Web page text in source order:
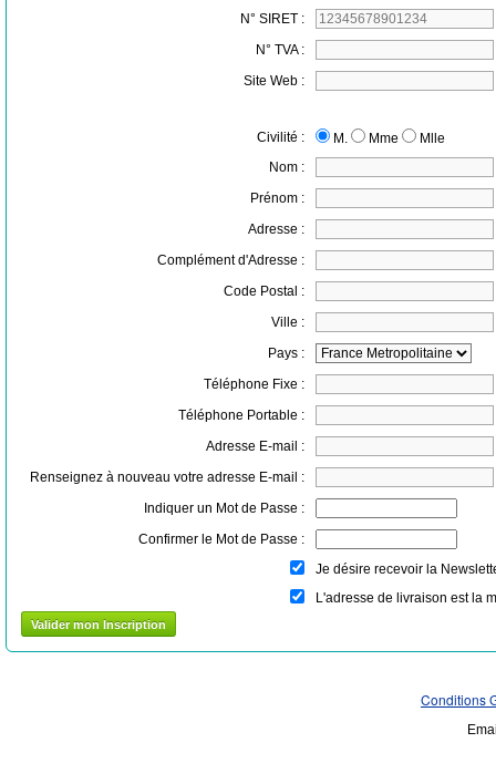
N° SIRET :
N° TVA :
Site Web :
Civilité : M. Mme
Mlle
Nom :
Prénom :
Adresse :
Complément d'Adresse :
Code Postal :
Ville :
Pays :
Téléphone Fixe :
Téléphone Portable :
Adresse E-mail :
Renseignez à nouveau votre adresse E-mail :
Indiquer un Mot de Passe :
Confirmer le Mot de Passe :
Je désire recevoir la
L'adresse de livraison est la
Conditions